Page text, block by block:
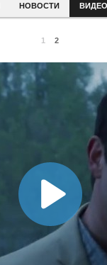
НОВОСТИ ВИДЕО
1 2